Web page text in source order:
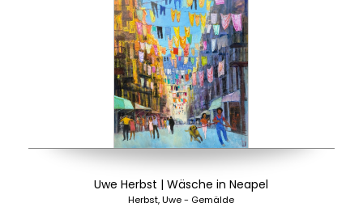
Uwe Herbst | Wäsche in Neapel
Herbst, Uwe - Gemälde